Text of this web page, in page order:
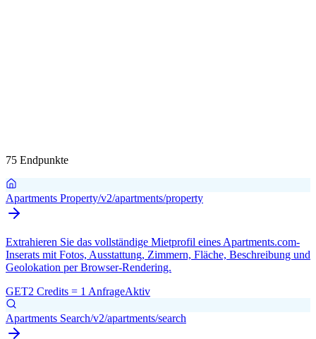
75 Endpunkte
Apartments Property/v2/apartments/property
Extrahieren Sie das vollständige Mietprofil eines Apartments.com-
Inserats mit Fotos, Ausstattung, Zimmern, Fläche, Beschreibung und
Geolokation per Browser-Rendering.
GET2 Credits = 1 AnfrageAktiv
Apartments Search/v2/apartments/search